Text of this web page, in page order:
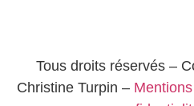
Tous droits réservés –
Christine Turpin –